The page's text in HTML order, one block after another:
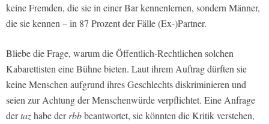
keine Fremden, die sie in einer Bar kennenlernen, sondern Männer,
die sie kennen – in 87 Prozent der Fälle (Ex-)Partner.
Bliebe die Frage, warum die Öffentlich-Rechtlichen solchen
Kabarettisten eine Bühne bieten. Laut ihrem Auftrag dürften sie
keine Menschen aufgrund ihres Geschlechts diskriminieren und
seien zur Achtung der Menschenwürde verpflichtet. Eine Anfrage
dertazhabe derrbbbeantwortet, sie könnten die Kritik verstehen,